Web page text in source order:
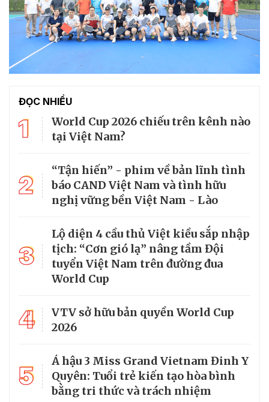
ĐỌC NHIỀU
1
World Cup 2026 chiếu trên kênh nào
tại Việt Nam?
2
“Tận hiến” - phim về bản lĩnh tình
báo CAND Việt Nam và tình hữu
nghị vững bền Việt Nam - Lào
3
Lộ diện 4 cầu thủ Việt kiều sắp nhập
tịch: “Cơn gió lạ” nâng tầm Đội
tuyển Việt Nam trên đường đua
World Cup
4
VTV sở hữu bản quyền World Cup
2026
5
Á hậu 3 Miss Grand Vietnam Đinh Y
Quyên: Tuổi trẻ kiến tạo hòa bình
bằng tri thức và trách nhiệm